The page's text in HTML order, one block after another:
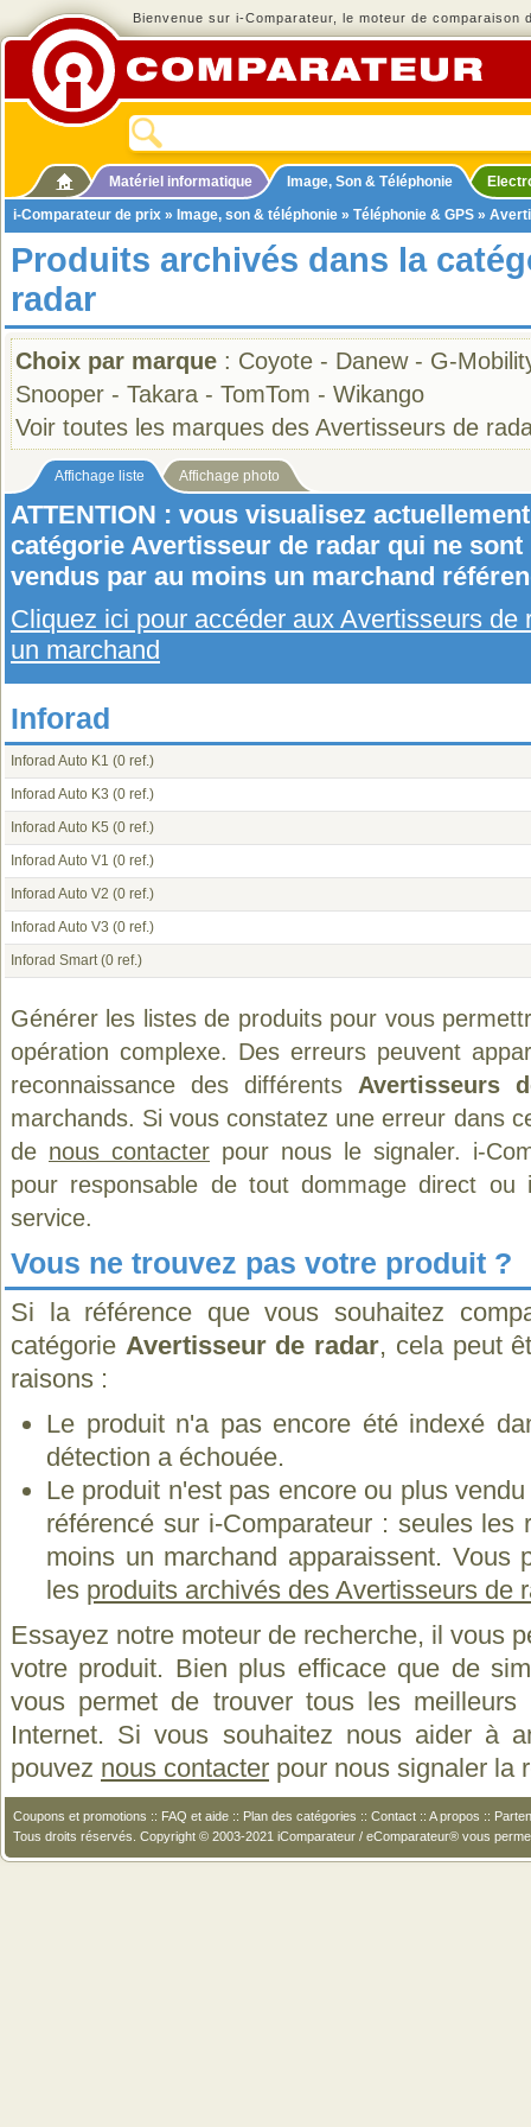
Bienvenue sur i-Comparateur, le moteur de comparaison
Matériel informatique Image, Son & Téléphonie
i-Comparateur de prix » Image, son & téléphonie » Téléphonie & GPS »
Produits archivés dans la
radar
Choix par marque : Coyote - Danew- G-
Snooper - Takara - TomTom - Wikango
Voir toutes les marques des Avertisseurs de
Affichage liste Affichage photo
ATTENTION : vous visualisez
catégorie Avertisseur de radar qui ne
vendus par au moins un marchand
Cliquez ici pour accéder aux Avertisseurs de
un marchand
Inforad
Inforad Auto K1 (0 ref.)
Inforad Auto K3 (0 ref.)
Inforad Auto K5 (0 ref.)
Inforad Auto V1 (0 ref.)
Inforad Auto V2 (0 ref.)
Inforad Auto V3 (0 ref.)
Inforad Smart(0 ref.)
Générer les listes de produits pour vous
opération complexe. Des erreurs peuvent
reconnaissance des différents Avertisseurs
marchands. Si vous constatez une erreur dans
de nous contacter pour nous le signaler. i-
pour responsable de tout dommage direct
service.
Vous ne trouvez pas votre produit ?
Si la référence que vous souhaitez
catégorie Avertisseur de radar, cela peut
raisons :
Le produit n'a pas encore été indexé
détection a échouée.
Le produit n'est pas encore ou plus
référencé sur i-Comparateur : seules les
moins un marchand apparaissent. Vous
les produits archivés des Avertisseurs de
Essayez notre moteur de recherche, il vous
votre produit. Bien plus efficace que de
vous permet de trouver tous les
Internet. Si vous souhaitez nous aider à
pouvez nous contacter pour nous signaler la
Coupons et promotions :: FAQ et aide :: Plan des catégories :: Contact :: A propos ::
Tous droits réservés. Copyright © 2003-2021 iComparateur / eComparateur® vous